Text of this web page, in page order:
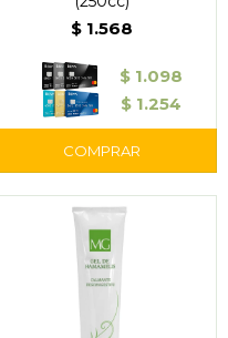
$ 1.568
$ 1.098
$ 1.254